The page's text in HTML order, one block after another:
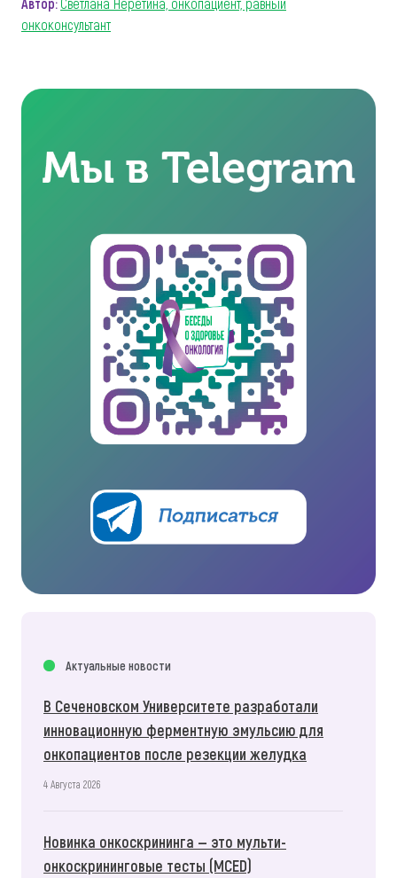
Автор: Светлана Неретина, онкопациент, равный
онкоконсультант
Актуальные новости
В Сеченовском Университете разработали
инновационную ферментную эмульсию для
онкопациентов после резекции желудка
4 Августа 2026
Новинка онкоскрининга — это мульти-
онкоскрининговые тесты (MCED)